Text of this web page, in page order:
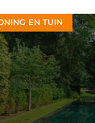
EN TUIN